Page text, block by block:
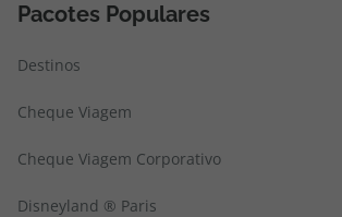
Pacotes Populares
Destinos
Cheque Viagem
Cheque Viagem Corporativo
Disneyland ® Paris